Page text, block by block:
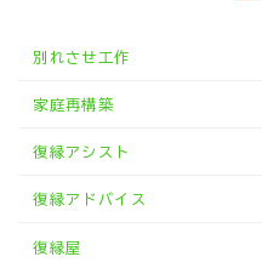
送
り
別れさせ工作
家庭再構築
復縁アシスト
復縁アドバイス
復縁屋